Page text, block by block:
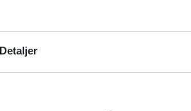
Detaljer
Om Spiseforstyrrelser
Spiseforstyrrelser - ROS 2015